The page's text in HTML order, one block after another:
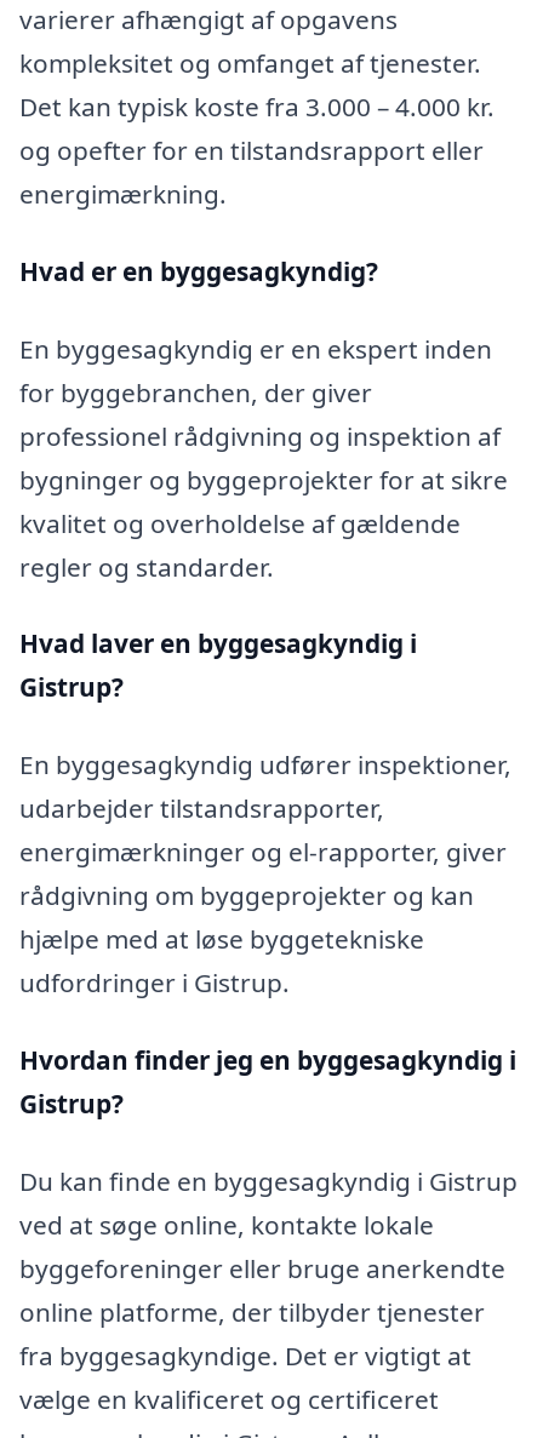
varierer afhængigt af opgavens
kompleksitet og omfanget af tjenester.
Det kan typisk koste fra 3.000 – 4.000 kr.
og opefter for en tilstandsrapport eller
energimærkning.
Hvad er en byggesagkyndig?
En byggesagkyndig er en ekspert inden
for byggebranchen, der giver
professionel rådgivning og inspektion af
bygninger og byggeprojekter for at sikre
kvalitet og overholdelse af gældende
regler og standarder.
Hvad laver en byggesagkyndig i
Gistrup?
En byggesagkyndig udfører inspektioner,
udarbejder tilstandsrapporter,
energimærkninger og el-rapporter, giver
rådgivning om byggeprojekter og kan
hjælpe med at løse byggetekniske
udfordringer i Gistrup.
Hvordan finder jeg en byggesagkyndig i
Gistrup?
Du kan finde en byggesagkyndig i Gistrup
ved at søge online, kontakte lokale
byggeforeninger eller bruge anerkendte
online platforme, der tilbyder tjenester
fra byggesagkyndige. Det er vigtigt at
vælge en kvalificeret og certificeret